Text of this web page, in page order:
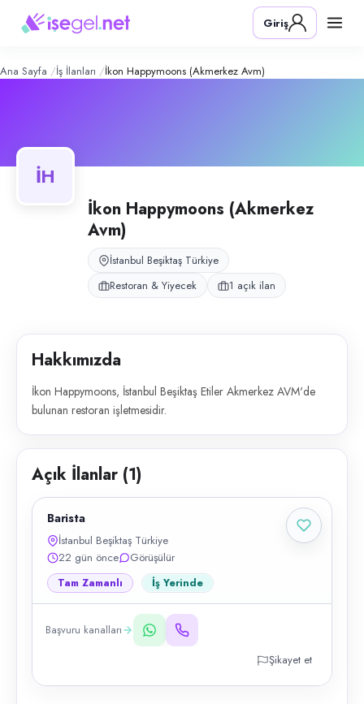
Happymoons (Akmerkez AVM)
Konum:
İkon Happymoons, İstanbul Beşiktaş Etiler Akmerkez AVM'de bulunan
Giriş
Ana Sayfa İş İlanları İkon Happymoons (Akmerkez Avm)
İH
İkon Happymoons (Akmerkez
Avm)
İstanbul Beşiktaş Türkiye
Restoran & Yiyecek
1 açık ilan
Hakkımızda
İkon Happymoons, İstanbul Beşiktaş Etiler Akmerkez AVM'de
bulunan restoran işletmesidir.
Açık İlanlar (1)
Barista
İstanbul Beşiktaş Türkiye
22 gün önce
Görüşülür
Tam Zamanlı İş Yerinde
Başvuru kanalları
Şikayet et